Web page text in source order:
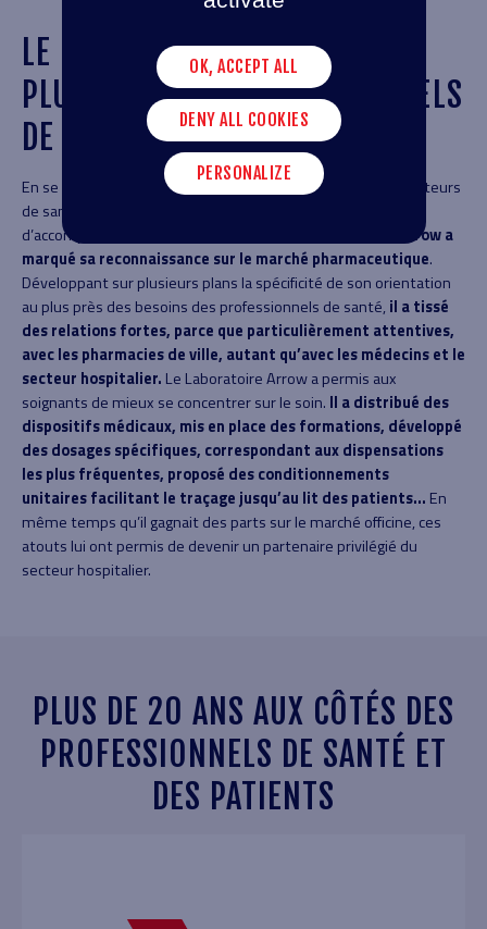
LE LABORATOIRE ARROW, AU
PLUS PRÈS DES PROFESSIONNELS
DE SANTÉ
En se posant dès l’origine en partenaire de proximité des acteurs
de santé, en mettant tout en œuvre pour leur permettre
d’accompagner au mieux leurs patients,
le Laboratoire Arrow a
marqué sa reconnaissance sur le marché pharmaceutique.
Développant sur plusieurs plans la spécificité de son orientation
au plus près des besoins des professionnels de santé, il a tissé
des relations fortes, parce que particulièrement attentives,
avec les pharmacies de ville, autant qu’avec les médecins et le
secteur hospitalier. Le Laboratoire Arrow a permis aux
soignants de mieux se concentrer sur le soin. Il a distribué des
dispositifs médicaux, mis en place des formations, développé
des dosages spécifiques, correspondant aux dispensations
les plus fréquentes, proposé des conditionnements
unitairesfacilitant le traçage jusqu’au lit des patients… En
même temps qu’il gagnait des parts sur le marché officine, ces
atouts lui ont permis de devenir un partenaire privilégié du
secteur hospitalier.
PLUS DE 20 ANS AUX CÔTÉS DES
PROFESSIONNELS DE SANTÉ ET
DES PATIENTS
OK, ACCEPT ALL
DENY ALL COOKIES
PERSONALIZE